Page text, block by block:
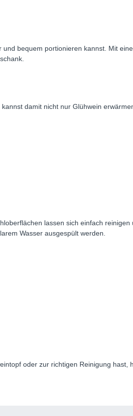
bequem portionieren kannst. Mit
damit nicht nur Glühwein
lassen sich einfach
Wasser ausgespült werden.
oder zur richtigen Reinigung hast,